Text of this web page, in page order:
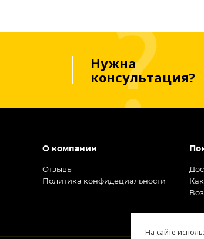
Нужна
консультация?
О компании
Отзывы
Политика конфидециальности
На сайте